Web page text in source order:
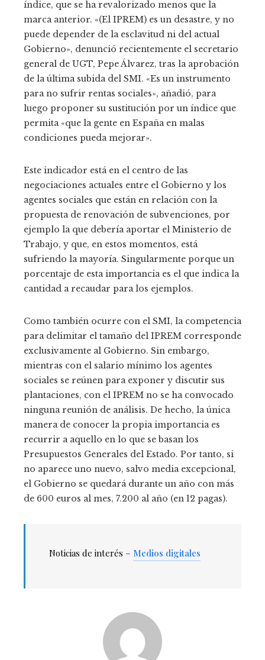
índice, que se ha revalorizado menos que la
marca anterior. «(El IPREM) es un desastre, y no
puede depender de la esclavitud ni del actual
Gobierno», denunció recientemente el secretario
general de UGT, Pepe Álvarez, tras la aprobación
de la última subida del SMI. «Es un instrumento
para no sufrir rentas sociales», añadió, para
luego proponer su sustitución por un índice que
permita «que la gente en España en malas
condiciones pueda mejorar».
Este indicador está en el centro de las
negociaciones actuales entre el Gobierno y los
agentes sociales que están en relación con la
propuesta de renovación de subvenciones, por
ejemplo la que debería aportar el Ministerio de
Trabajo, y que, en estos momentos, está
sufriendo la mayoría. Singularmente porque un
porcentaje de esta importancia es el que indica la
cantidad a recaudar para los ejemplos.
Como también ocurre con el SMI, la competencia
para delimitar el tamaño del IPREM corresponde
exclusivamente al Gobierno. Sin embargo,
mientras con el salario mínimo los agentes
sociales se reúnen para exponer y discutir sus
plantaciones, con el IPREM no se ha convocado
ninguna reunión de análisis. De hecho, la única
manera de conocer la propia importancia es
recurrir a aquello en lo que se basan los
Presupuestos Generales del Estado. Por tanto, si
no aparece uno nuevo, salvo media excepcional,
el Gobierno se quedará durante un año con más
de 600 euros al mes, 7.200 al año (en 12 pagas).
Noticias de interés – Medios digitales